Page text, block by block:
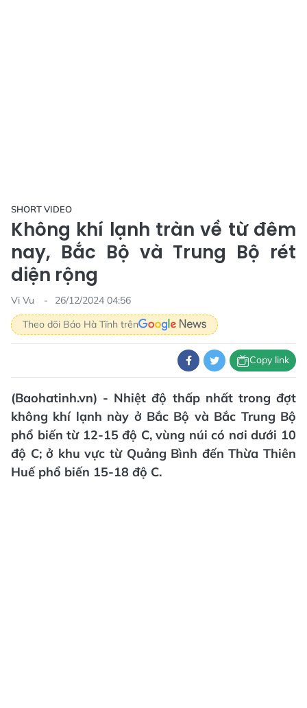
SHORT VIDEO
Không khí lạnh tràn về từ đêm
nay, Bắc Bộ và Trung Bộ rét
diện rộng
Vi Vu
26/12/2024 04:56
Theo dõi Báo Hà Tĩnh trên
Copy link
(Baohatinh.vn) - Nhiệt độ thấp nhất trong đợt
không khí lạnh này ở Bắc Bộ và Bắc Trung Bộ
phổ biến từ 12-15 độ C, vùng núi có nơi dưới 10
độ C; ở khu vực từ Quảng Bình đến Thừa Thiên
Huế phổ biến 15-18 độ C.